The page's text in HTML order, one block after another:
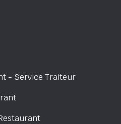
- Service Traiteur